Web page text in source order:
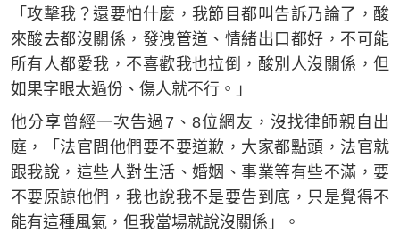
「攻擊我？還要怕什麼，我節目都叫告訴乃論了，酸
來酸去都沒關係，發洩管道、情緒出口都好，不可能
所有人都愛我，不喜歡我也拉倒，酸別人沒關係，但
如果字眼太過份、傷人就不行。」
他分享曾經一次告過7、8位網友，沒找律師親自出
庭，「法官問他們要不要道歉，大家都點頭，法官就
跟我說，這些人對生活、婚姻、事業等有些不滿，要
不要原諒他們，我也說我不是要告到底，只是覺得不
能有這種風氣，但我當場就說沒關係」。